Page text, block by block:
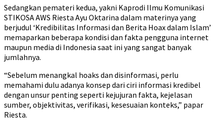
Sedangkan pemateri kedua, yakni Kaprodi Ilmu Komunikasi
STIKOSA AWS Riesta Ayu Oktarina dalam materinya yang
berjudul ‘Kredibilitas Informasi dan Berita Hoax dalam Islam’
memaparkan beberapa kondisi dan fakta pengguna internet
maupun media di Indonesia saat ini yang sangat banyak
jumlahnya.
“Sebelum menangkal hoaks dan disinformasi, perlu
memahami dulu adanya konsep dari ciri informasi kredibel
dengan unsur penting seperti kejujuran fakta, kejelasan
sumber, objektivitas, verifikasi, kesesuaian konteks,” papar
Riesta.